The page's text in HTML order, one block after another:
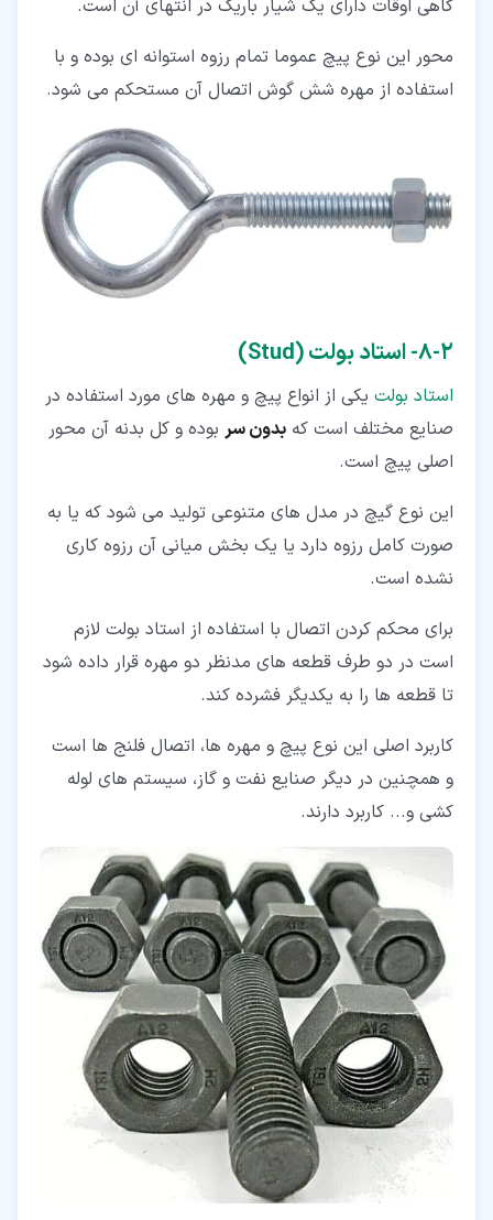
گاهی اوقات دارای یک شیار باریک در انتهای آن است.
محور این نوع پیچ عموما تمام رزوه استوانه ای بوده و با
استفاده از مهره شش گوش اتصال آن مستحکم می شود.
۲‏-‏۸‏- استاد بولت (Stud)
استاد بولت یکی از انواع پیچ و مهره های مورد استفاده در
صنایع مختلف است که بدون سر بوده و کل بدنه آن محور
اصلی پیچ است.
این نوع گیچ در مدل های متنوعی تولید می شود که یا به
صورت کامل رزوه دارد یا یک بخش میانی آن رزوه کاری
نشده است.
برای محکم کردن اتصال با استفاده از استاد بولت لازم
است در دو طرف قطعه های مدنظر دو مهره قرار داده شود
تا قطعه ها را به یکدیگر فشرده کند.
کاربرد اصلی این نوع پیچ و مهره ها، اتصال فلنج ها است
و همچنین در دیگر صنایع نفت و گاز، سیستم های لوله
کشی و... کاربرد دارند.